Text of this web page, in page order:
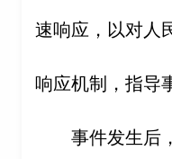
速响应，以对人
响应机制，指导
事件发生后